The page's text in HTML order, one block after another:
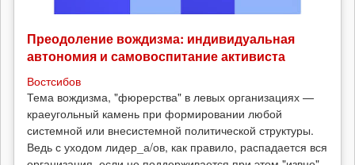
Преодоление вождизма: индивидуальная
автономия и самовоспитание активиста
Востсибов
Тема вождизма, "фюрерства" в левых организациях —
краеугольный камень при формировании любой
системной или внесистемной политической структуры.
Ведь с уходом лидер_а/ов, как правило, распадается вся